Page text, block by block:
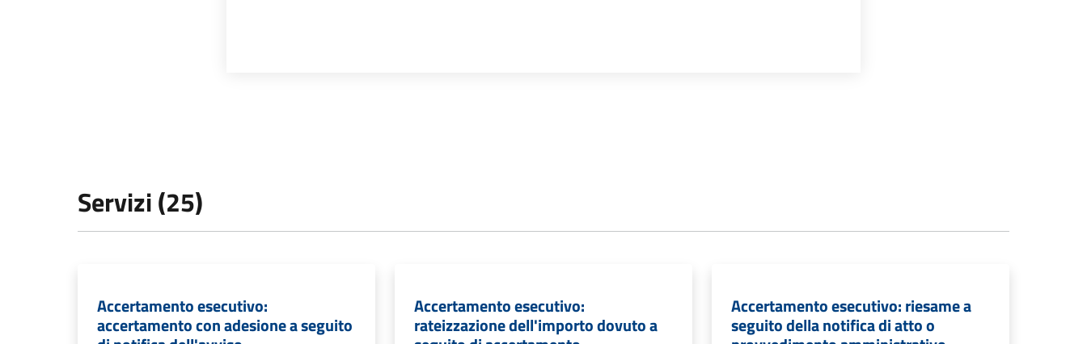
Servizi (25)
Accertamento esecutivo:
accertamento con adesione a seguito
Accertamento esecutivo:
rateizzazione dell'importo dovuto a
Accertamento esecutivo: riesame a
seguito della notifica di atto o